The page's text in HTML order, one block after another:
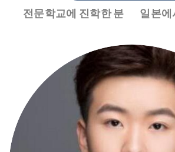
전문학교에 진학한 분 일본에